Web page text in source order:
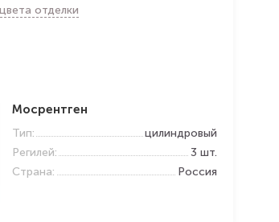
отделки
Мосрентген
Тип:
цилиндровый
Регилей:
3 шт.
Страна:
Россия